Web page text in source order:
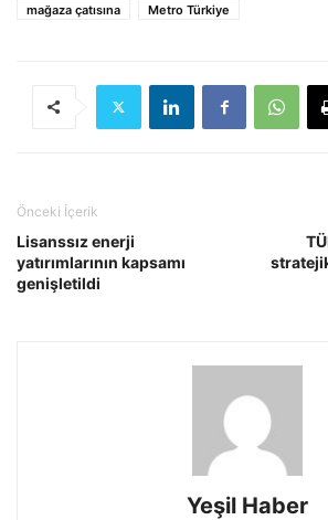
mağaza çatısına
Metro Türkiye
Önceki İçerik
Lisanssız enerji
yatırımlarının kapsamı
genişletildi
Yeşil Haber